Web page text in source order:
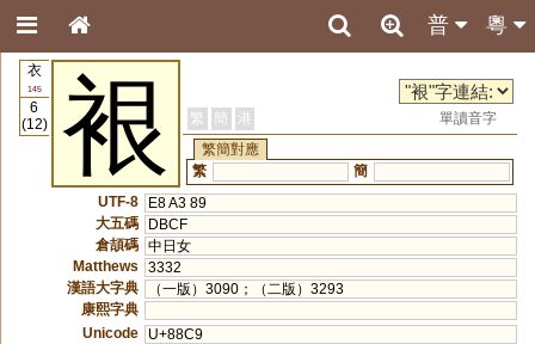
粵
普
衣
145
6
(12)
裉 繁 簡 港
單讀音字
繁簡對應
繁
簡
UTF-8
E8 A3 89
大五碼
DBCF
倉頡碼 中日女
Matthews
3332
漢語大字典
（一版）3090；（二版）3293
康熙字典
Unicode
U+88C9